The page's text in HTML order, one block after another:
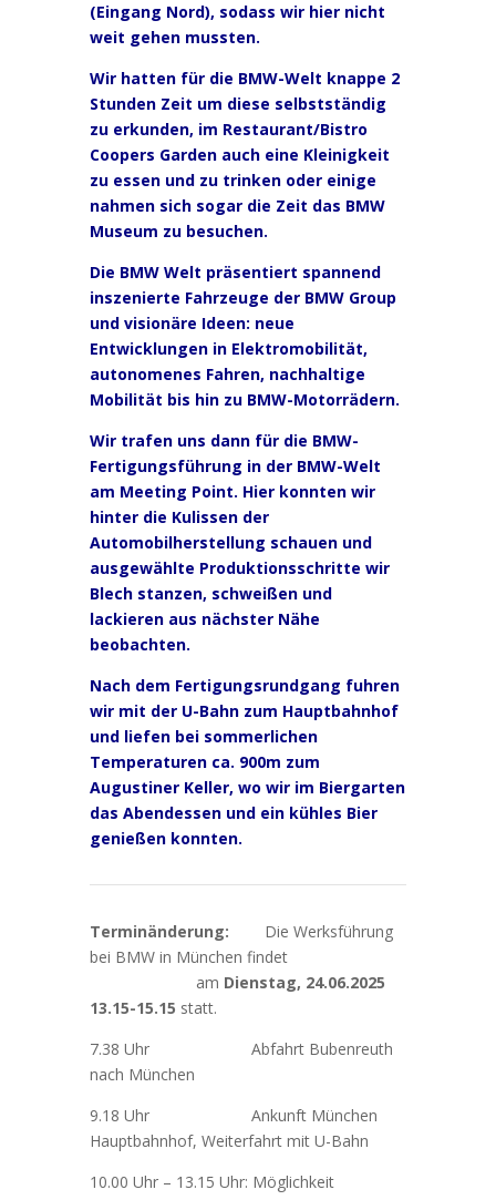
(Eingang Nord), sodass wir hier nicht
weit gehen mussten.
Wir hatten für die BMW-Welt knappe 2
Stunden Zeit um diese selbstständig
zu erkunden, im Restaurant/Bistro
Coopers Garden auch eine Kleinigkeit
zu essen und zu trinken oder einige
nahmen sich sogar die Zeit das BMW
Museum zu besuchen.
Die BMW Welt präsentiert spannend
inszenierte Fahrzeuge der BMW Group
und visionäre Ideen: neue
Entwicklungen in Elektromobilität,
autonomenes Fahren, nachhaltige
Mobilität bis hin zu BMW-Motorrädern.
Wir trafen uns dann für die BMW-
Fertigungsführung in der BMW-Welt
am Meeting Point. Hier konnten wir
hinter die Kulissen der
Automobilherstellung schauen und
ausgewählte Produktionsschritte wir
Blech stanzen, schweißen und
lackieren aus nächster Nähe
beobachten.
Nach dem Fertigungsrundgang fuhren
wir mit der U-Bahn zum Hauptbahnhof
und liefen bei sommerlichen
Temperaturen ca. 900m zum
Augustiner Keller, wo wir im Biergarten
das Abendessen und ein kühles Bier
genießen konnten.
Terminänderung:
Die Werksführung
bei BMW in München findet
am Dienstag, 24.06.2025
13.15-15.15 statt.
7.38 Uhr
Abfahrt Bubenreuth
nach München
9.18 Uhr
Ankunft München
Hauptbahnhof, Weiterfahrt mit U-Bahn
10.00 Uhr – 13.15 Uhr: Möglichkeit